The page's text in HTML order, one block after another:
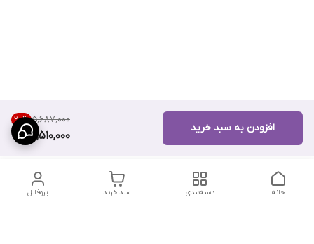
۵٬۶۸۷٬۰۰۰ 20%
4,510,000
افزودن به سبد خرید
پروفایل سبد خرید دسته‌بندی خانه